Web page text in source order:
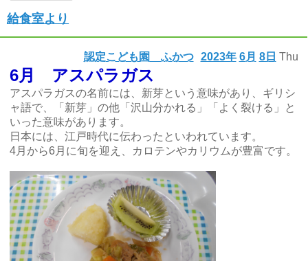
給食室より
2023年 6月 8日 Thu
認定こども園 ふかつ
6月 アスパラガス
アスパラガスの名前には、新芽という意味があり、ギリシ
ャ語で、「新芽」の他「沢山分かれる」「よく裂ける」と
いった意味があります。
日本には、江戸時代に伝わったといわれています。
4月から6月に旬を迎え、カロテンやカリウムが豊富です。